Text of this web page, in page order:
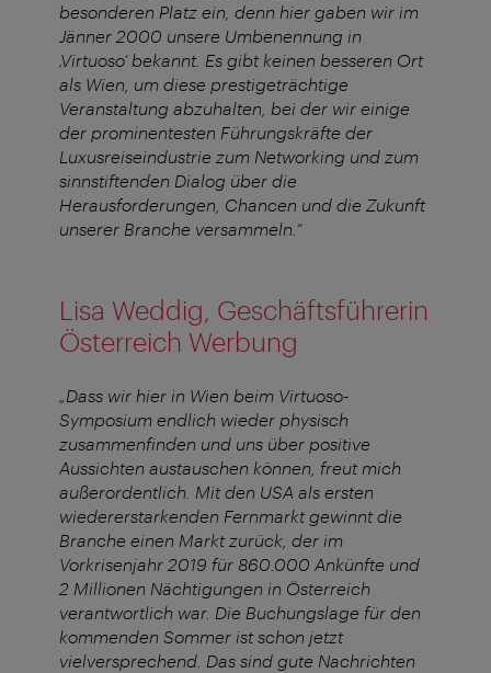
besonderen Platz ein, denn hier gaben wir im
Jänner 2000 unsere Umbenennung in
‚Virtuoso‘ bekannt. Es gibt keinen besseren Ort
als Wien, um diese prestigeträchtige
Veranstaltung abzuhalten, bei der wir einige
der prominentesten Führungskräfte der
Luxusreiseindustrie zum Networking und zum
sinnstiftenden Dialog über die
Herausforderungen, Chancen und die Zukunft
unserer Branche versammeln.“
Lisa Weddig, Geschäftsführerin
Österreich Werbung
„Dass wir hier in Wien beim Virtuoso-
Symposium endlich wieder physisch
zusammenfinden und uns über positive
Aussichten austauschen können, freut mich
außerordentlich. Mit den USA als ersten
wiedererstarkenden Fernmarkt gewinnt die
Branche einen Markt zurück, der im
Vorkrisenjahr 2019 für 860.000 Ankünfte und
2 Millionen Nächtigungen in Österreich
verantwortlich war. Die Buchungslage für den
kommenden Sommer ist schon jetzt
vielversprechend. Das sind gute Nachrichten